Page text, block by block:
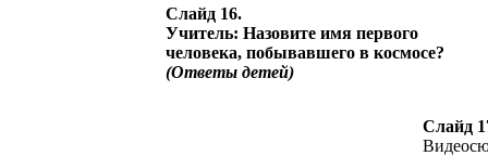
Слайд 16.
Учитель: Назовите имя первого
человека, побывавшего в космосе?
(Ответы детей)
Слайд